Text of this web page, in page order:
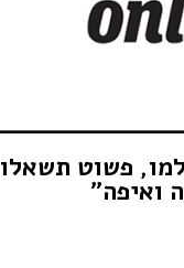
פשוט תשאלו
ואיפה"